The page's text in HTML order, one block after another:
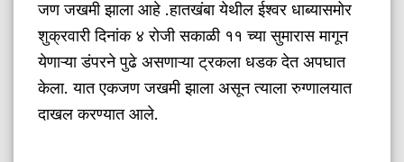
जण जखमी झाला आहे .हातखंबा येथील ईश्वर धाब्यासमोर
शुक्रवारी दिनांक ४ रोजी सकाळी ११ च्या सुमारास मागून
येणाऱ्या डंपरने पुढे असणाऱ्या ट्रकला धडक देत अपघात
केला. यात एकजण जखमी झाला असून त्याला रुग्णालयात
दाखल करण्यात आले.